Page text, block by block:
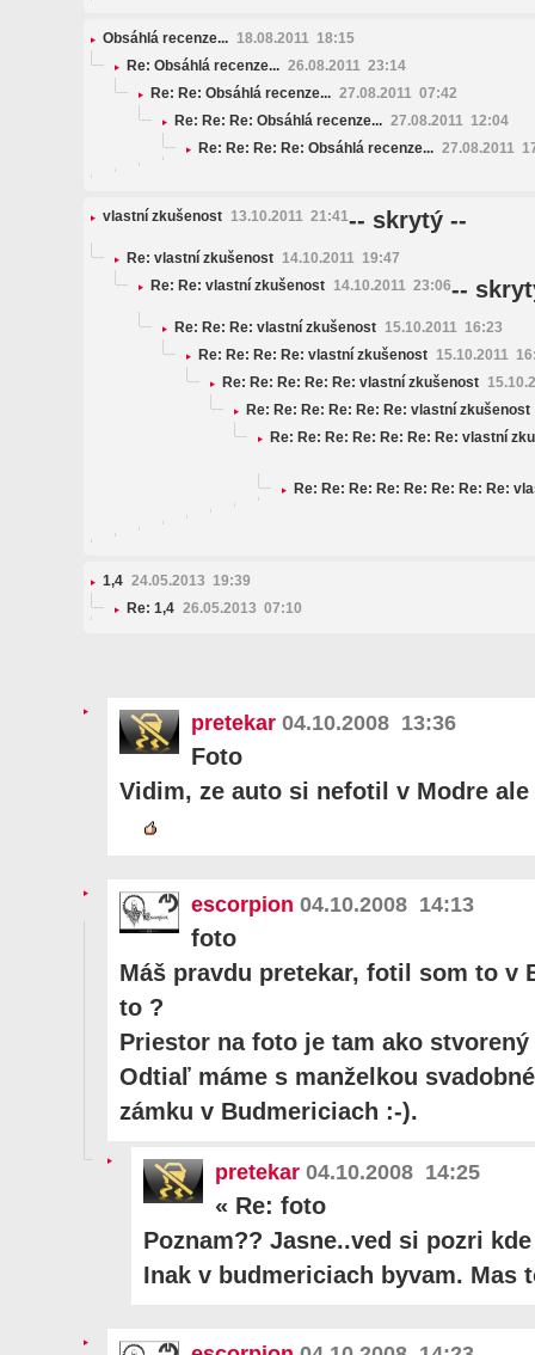
Obsáhlá recenze... 18.08.2011 18:15
Re: Obsáhlá recenze... 26.08.2011 23:14
Re: Re: Obsáhlá recenze... 27.08.2011 07:42
Re: Re: Re: Obsáhlá recenze... 27.08.2011 12:04
Re: Re: Re: Re: Obsáhlá recenze... 27.08.2011
vlastní zkušenost 13.10.2011 21:41-- skrytý --
Re: vlastní zkušenost 14.10.2011 19:47
Re: Re: vlastní zkušenost 14.10.2011 23:06--
Re: Re: Re: vlastní zkušenost 15.10.2011 16:23
Re: Re: Re: Re: vlastní zkušenost 15.10.2011
Re: Re: Re: Re: Re: vlastní zkušenost
Re: Re: Re: Re: Re: Re: vlastní zkušenost
Re: Re: Re: Re: Re: Re: Re: vlastní
Re: Re: Re: Re: Re: Re: Re: Re:
1,4 24.05.2013 19:39
Re: 1,4 26.05.2013 07:10
pretekar 04.10.2008 13:36
Foto
Vidim, ze auto si nefotil v Modre
escorpion 04.10.2008 14:13
foto
Máš pravdu pretekar, fotil som to v
to ?
Priestor na foto je tam ako
Odtiaľ máme s manželkou
zámku v Budmericiach :-).
pretekar 04.10.2008 14:25
« Re: foto
Poznam?? Jasne..ved si pozri
Inak v budmericiach byvam. Mas